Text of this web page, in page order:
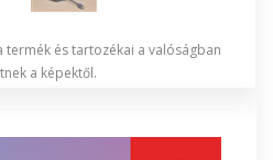
termék és tartozékai a valóságban
a képektől.